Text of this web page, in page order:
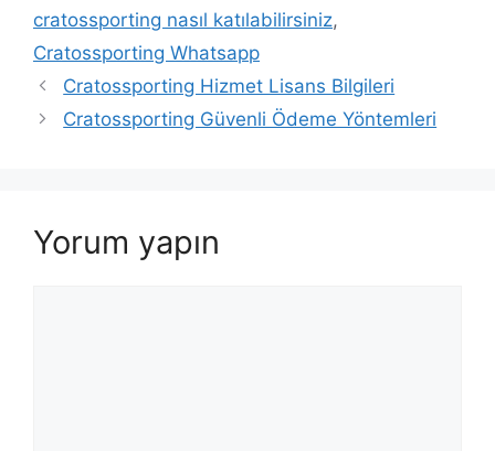
cratossporting nasıl katılabilirsiniz,
Cratossporting Whatsapp
Cratossporting Hizmet Lisans Bilgileri
Cratossporting Güvenli Ödeme Yöntemleri
Yorum yapın